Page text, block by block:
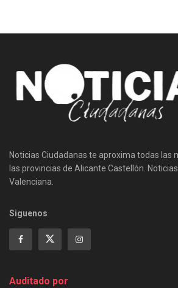
Noticias Ciudadanas te aproxima todas las
las provincias de Alicante Castellón.
Valenciana.
Siguenos
Auditado por